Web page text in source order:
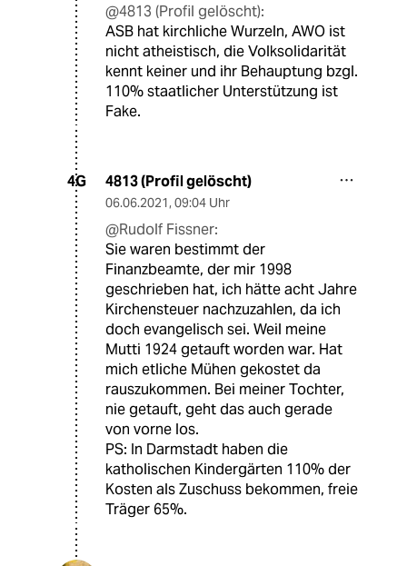
@4813 (Profil gelöscht):
ASB hat kirchliche Wurzeln, AWO ist
nicht atheistisch, die Volksolidarität
kennt keiner und ihr Behauptung bzgl.
110% staatlicher Unterstützung ist
Fake.
4G 4813 (Profil gelöscht)
06.06.2021, 09:04 Uhr
@Rudolf Fissner:
Sie waren bestimmt der
Finanzbeamte, der mir 1998
geschrieben hat, ich hätte acht Jahre
Kirchensteuer nachzuzahlen, da ich
doch evangelisch sei. Weil meine
Mutti 1924 getauft worden war. Hat
mich etliche Mühen gekostet da
rauszukommen. Bei meiner Tochter,
nie getauft, geht das auch gerade
von vorne los.
PS: In Darmstadt haben die
katholischen Kindergärten 110% der
Kosten als Zuschuss bekommen, freie
Träger 65%.